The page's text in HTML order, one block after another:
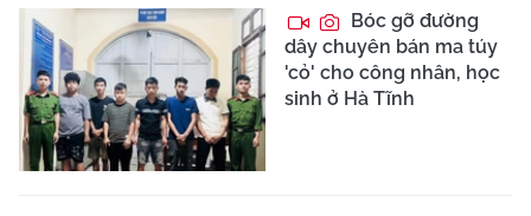
Bóc gỡ đường
dây chuyên bán ma túy
'cỏ' cho công nhân, học
sinh ở Hà Tĩnh